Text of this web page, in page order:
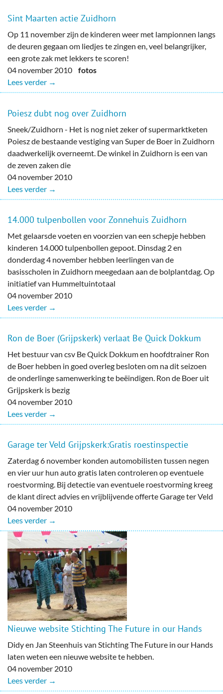
Sint Maarten actie Zuidhorn
Op 11 november zijn de kinderen weer met lampionnen langs
de deuren gegaan om liedjes te zingen en, veel belangrijker,
een grote zak met lekkers te scoren!
04 november 2010 fotos
Lees verder →
Poiesz dubt nog over Zuidhorn
Sneek/Zuidhorn - Het is nog niet zeker of supermarktketen
Poiesz de bestaande vestiging van Super de Boer in Zuidhorn
daadwerkelijk overneemt. De winkel in Zuidhorn is een van
de zeven zaken die
04 november 2010
Lees verder →
14.000 tulpenbollen voor Zonnehuis Zuidhorn
Met gelaarsde voeten en voorzien van een schepje hebben
kinderen 14.000 tulpenbollen gepoot. Dinsdag 2 en
donderdag 4 november hebben leerlingen van de
basisscholen in Zuidhorn meegedaan aan de bolplantdag. Op
initiatief van Hummeltuintotaal
04 november 2010
Lees verder →
Ron de Boer (Grijpskerk) verlaat Be Quick Dokkum
Het bestuur van csv Be Quick Dokkum en hoofdtrainer Ron
de Boer hebben in goed overleg besloten om na dit seizoen
de onderlinge samenwerking te beëindigen. Ron de Boer uit
Grijpskerk is bezig
04 november 2010
Lees verder →
Garage ter Veld Grijpskerk:Gratis roestinspectie
Zaterdag 6 november konden automobilisten tussen negen
en vier uur hun auto gratis laten controleren op eventuele
roestvorming. Bij detectie van eventuele roestvorming kreeg
de klant direct advies en vrijblijvende offerte Garage ter Veld
04 november 2010
Lees verder →
Nieuwe website Stichting The Future in our Hands
Didy en Jan Steenhuis van Stichting The Future in our Hands
laten weten een nieuwe website te hebben.
04 november 2010
Lees verder →